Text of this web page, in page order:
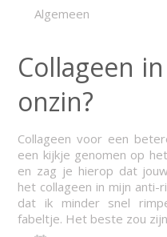
Algemeen
Collageen
onzin?
Collageen voor een
een kijkje genomen op
en zag je hierop dat
het collageen in mijn
dat ik minder snel
fabeltje. Het beste zou